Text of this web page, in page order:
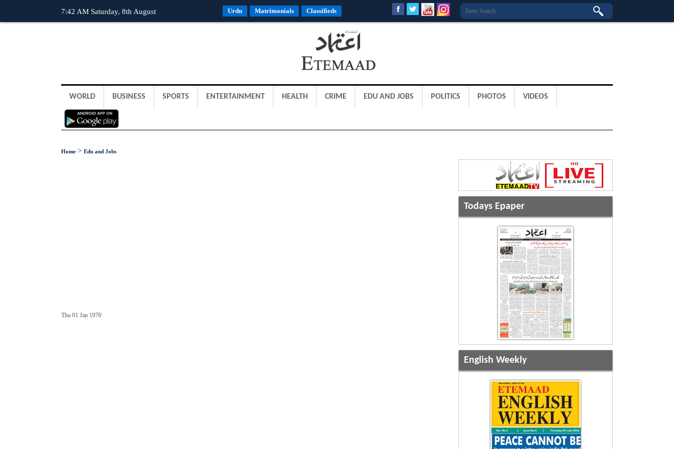
7:42 AM Saturday, 8th August Urdu Matrimonials Classifieds
WORLD BUSINESS SPORTS ENTERTAINMENT HEALTH CRIME EDU AND JOBS POLITICS PHOTOS VIDEOS
Home > Edu and Jobs
Thu 01 Jan 1970
Todays Epaper
English Weekly